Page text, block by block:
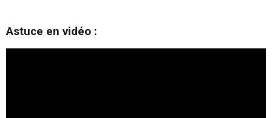
Astuce en vidéo :